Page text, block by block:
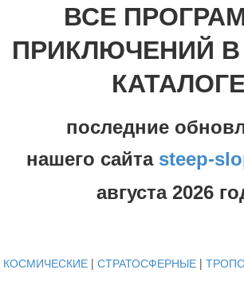
ВСЕ
ПРИКЛЮЧЕНИЙ
КАТАЛОГЕ
последние
нашего сайта steep-
августа 2026
КОСМИЧЕСКИЕ | СТРАТОСФЕРНЫЕ |